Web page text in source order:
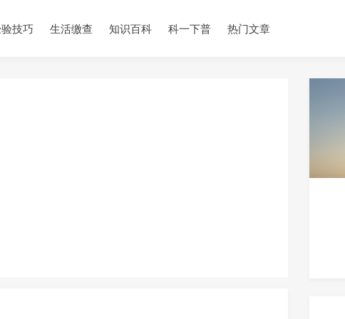
技巧 生活缴查 知识百科 科一下普 热门文章